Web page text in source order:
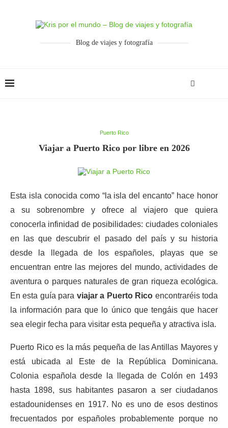
Blog de viajes y fotografía
Puerto Rico
Viajar a Puerto Rico por libre en 2026
Esta isla conocida como “la isla del encanto” hace honor
a su sobrenombre y ofrece al viajero que quiera
conocerla infinidad de posibilidades: ciudades coloniales
en las que descubrir el pasado del país y su historia
desde la llegada de los españoles, playas que se
encuentran entre las mejores del mundo, actividades de
aventura o parques naturales de gran riqueza ecológica.
En esta guía para viajar a Puerto Rico encontraréis toda
la información para que lo único que tengáis que hacer
sea elegir fecha para visitar esta pequeña y atractiva isla.
Puerto Rico es la más pequeña de las Antillas Mayores y
está ubicada al Este de la República Dominicana.
Colonia española desde la llegada de Colón en 1493
hasta 1898, sus habitantes pasaron a ser ciudadanos
estadounidenses en 1917. No es uno de esos destinos
frecuentados por españoles probablemente porque no